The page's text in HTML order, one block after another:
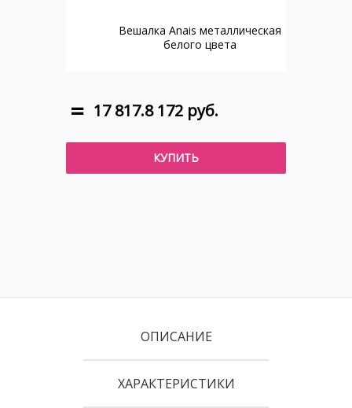
Вешалка Anais металлическая
белого цвета
17 817.8 172 руб.
КУПИТЬ
ОПИСАНИЕ
ХАРАКТЕРИСТИКИ